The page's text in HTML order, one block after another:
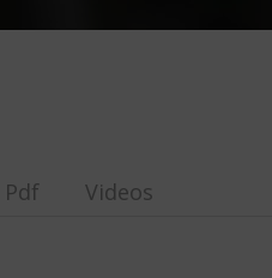
Pdf Videos